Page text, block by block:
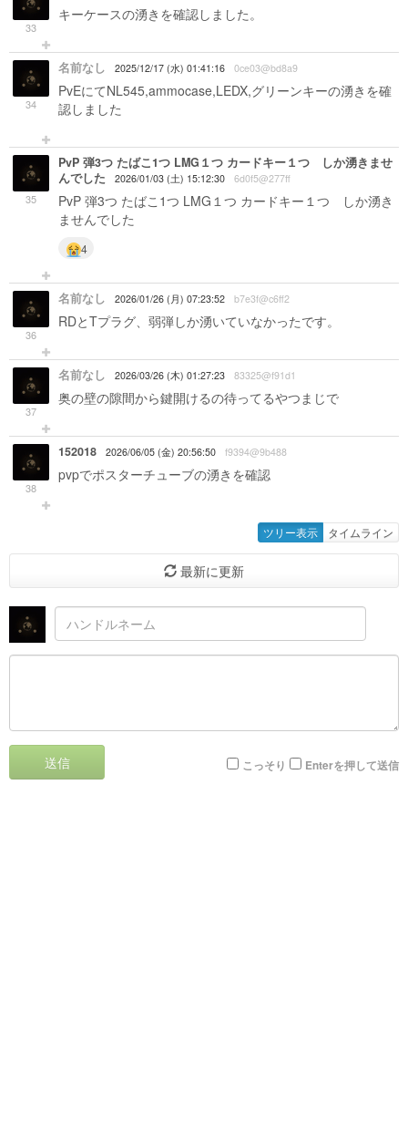
33
キーケースの湧きを確認しました。
34
名前なし 2025/12/17 (水) 01:41:16 0ce03@bd8a9
PvEにてNL545,ammocase,LEDX,グリーンキーの湧きを確
認しました
35
PvP 弾3つ たばこ1つ LMG１つ カードキー１つ しか湧きませ
んでした
2026/01/03 (土) 15:12:30 6d0f5@277ff
PvP 弾3つ たばこ1つ LMG１つ カードキー１つ しか湧き
ませんでした
4
36
名前なし 2026/01/26 (月) 07:23:52 b7e3f@c6ff2
RDとTプラグ、弱弾しか湧いていなかったです。
37
名前なし 2026/03/26 (木) 01:27:23 83325@f91d1
奥の壁の隙間から鍵開けるの待ってるやつまじで
38
152018 2026/06/05 (金) 20:56:50 f9394@9b488
pvpでポスターチューブの湧きを確認
ツリー表示 タイムライン
最新に更新
送信 こっそり Enterを押して送信